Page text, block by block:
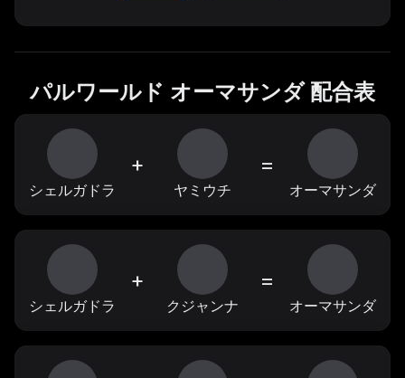
パルワールド オーマサンダ 配合表
シェルガドラ
+
ヤミウチ
=
オーマサンダ
シェルガドラ
+
クジャンナ
=
オーマサンダ